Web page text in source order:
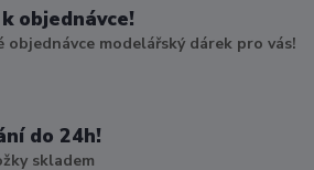
objednávce!
objednávce modelářský dárek pro vás!
do 24h!
skladem